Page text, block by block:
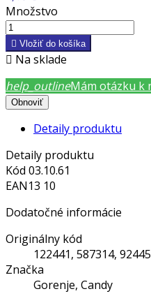
Množstvo
 Vložiť do košíka
 Na sklade
help_outlineMám otázku k
Detaily produktu
Detaily produktu
Kód 03.10.61
EAN13 10
Dodatočné informácie
Originálny kód
122441, 587314,
Značka
Gorenje, Candy